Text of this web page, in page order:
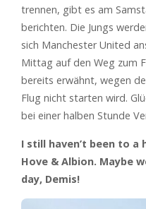
trennen, gibt es am
berichten. Die Jungs
sich Manchester United
Mittag auf den Weg zum
bereits erwähnt, wegen
Flug nicht starten wird.
bei einer halben Stunde
I still haven’t been to
Hove & Albion. Maybe
day, Demis!